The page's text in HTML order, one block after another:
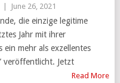
June 26, 2021
die einzige legitime
Jahr mit ihrer
ein mehr als exzellentes
veröffentlicht. Jetzt
Read More